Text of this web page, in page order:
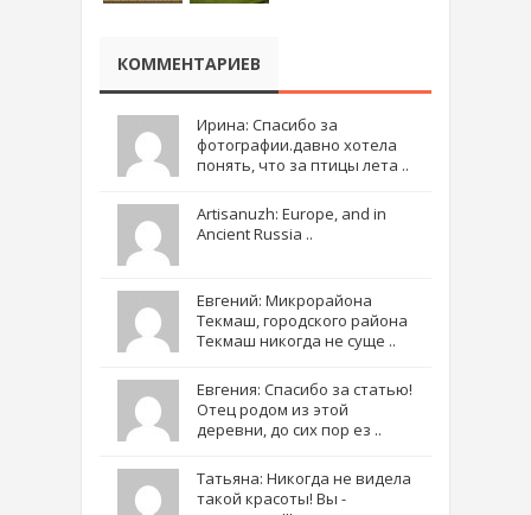
КОММЕНТАРИЕВ
Ирина: Спасибо за
фотографии.давно хотела
понять, что за птицы лета ..
Artisanuzh: Europe, and in
Ancient Russia ..
Евгений: Микрорайона
Текмаш, городского района
Текмаш никогда не суще ..
Евгения: Спасибо за статью!
Отец родом из этой
деревни, до сих пор ез ..
Татьяна: Никогда не видела
такой красоты! Вы -